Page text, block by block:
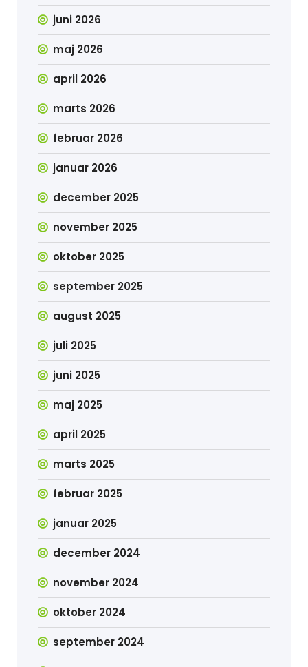
juni 2026
maj 2026
april 2026
marts 2026
februar 2026
januar 2026
december 2025
november 2025
oktober 2025
september 2025
august 2025
juli 2025
juni 2025
maj 2025
april 2025
marts 2025
februar 2025
januar 2025
december 2024
november 2024
oktober 2024
september 2024